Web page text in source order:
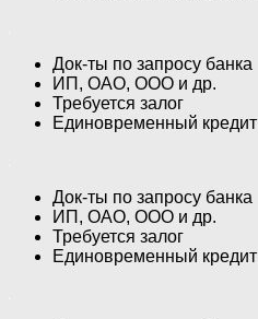
Док-ты по запросу банка
ИП, ОАО, ООО и др.
Требуется залог
Единовременный кредит
Док-ты по запросу банка
ИП, ОАО, ООО и др.
Требуется залог
Единовременный кредит